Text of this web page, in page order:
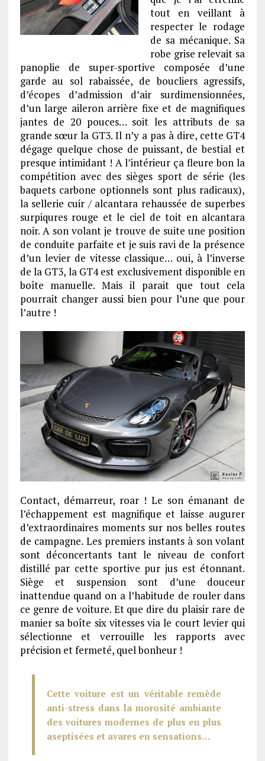
tout en veillant à
respecter le rodage
de sa mécanique. Sa
robe grise relevait sa
panoplie de super-sportive composée d’une
garde au sol rabaissée, de boucliers agressifs,
d’écopes d’admission d’air surdimensionnées,
d’un large aileron arrière fixe et de magnifiques
jantes de 20 pouces… soit les attributs de sa
grande sœur la GT3. Il n’y a pas à dire, cette GT4
dégage quelque chose de puissant, de bestial et
presque intimidant ! A l’intérieur ça fleure bon la
compétition avec des sièges sport de série (les
baquets carbone optionnels sont plus radicaux),
la sellerie cuir / alcantara rehaussée de superbes
surpiqures rouge et le ciel de toit en alcantara
noir. A son volant je trouve de suite une position
de conduite parfaite et je suis ravi de la présence
d’un levier de vitesse classique… oui, à l’inverse
de la GT3, la GT4 est exclusivement disponible en
boîte manuelle. Mais il parait que tout cela
pourrait changer aussi bien pour l’une que pour
l’autre !
Contact, démarreur, roar ! Le son émanant de
l’échappement est magnifique et laisse augurer
d’extraordinaires moments sur nos belles routes
de campagne. Les premiers instants à son volant
sont déconcertants tant le niveau de confort
distillé par cette sportive pur jus est étonnant.
Siège et suspension sont d’une douceur
inattendue quand on a l’habitude de rouler dans
ce genre de voiture. Et que dire du plaisir rare de
manier sa boîte six vitesses via le court levier qui
sélectionne et verrouille les rapports avec
précision et fermeté, quel bonheur !
Cette voiture est un véritable remède
anti-stress dans la morosité ambiante
des voitures modernes de plus en plus
aseptisées et avares en sensations…